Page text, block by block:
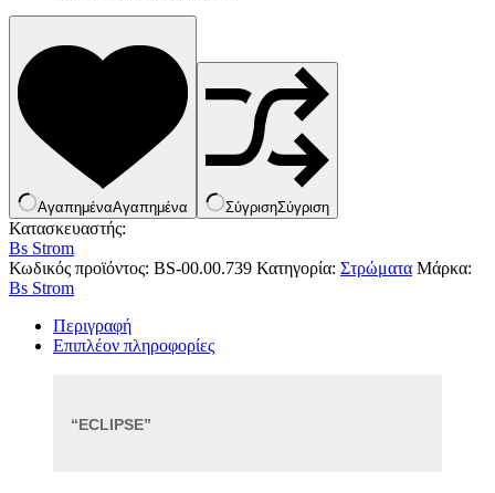
Εντατήρες
Εντομοαπωθητικα
Θήκες Πλαστικ.Αεροστεγής
Κουνουπιέρες
Κουρτίνες Μπαμπού
Κυάλια
Μαχαίρια
Μπλέντερ & Μίξερ
Πολυεργαλεία
Σφυρί
ΑγαπημέναΑγαπημένα ΣύγρισηΣύγριση
Κατασκευαστής:
Bs Strom
Κωδικός προϊόντος: BS-00.00.739 Κατηγορία: Στρώματα Μάρκα:
Bs Strom
Περιγραφή
Επιπλέον πληροφορίες
“ECLIPSE”